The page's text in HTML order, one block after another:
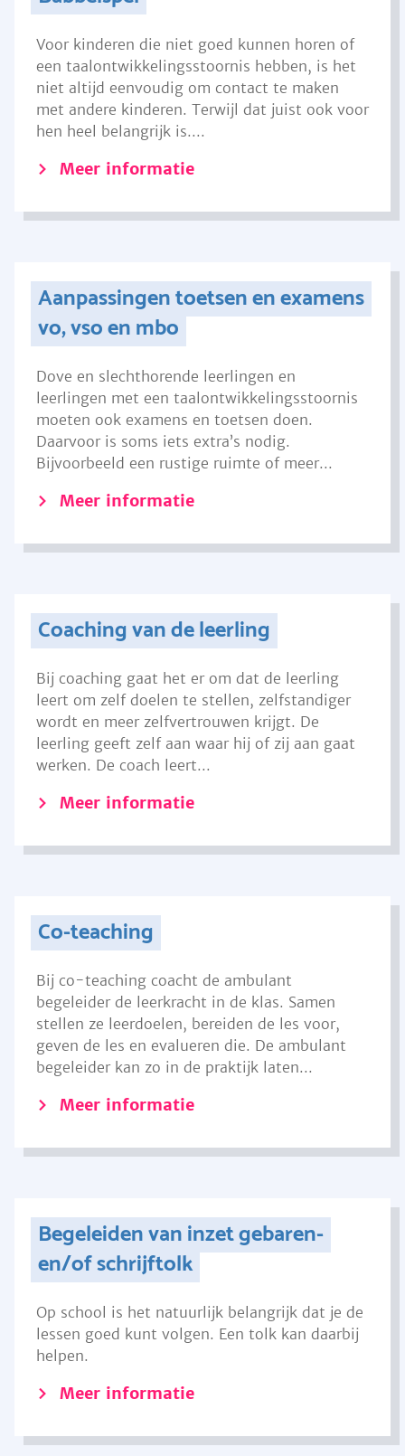
Voor kinderen die niet goed kunnen horen of
een taalontwikkelingsstoornis hebben, is het
niet altijd eenvoudig om contact te maken
met andere kinderen. Terwijl dat juist ook voor
hen heel belangrijk is....
Meer informatie
Aanpassingen toetsen en examens
vo, vso en mbo
Dove en slechthorende leerlingen en
leerlingen met een taalontwikkelingsstoornis
moeten ook examens en toetsen doen.
Daarvoor is soms iets extra’s nodig.
Bijvoorbeeld een rustige ruimte of meer...
Meer informatie
Coaching van de leerling
Bij coaching gaat het er om dat de leerling
leert om zelf doelen te stellen, zelfstandiger
wordt en meer zelfvertrouwen krijgt. De
leerling geeft zelf aan waar hij of zij aan gaat
werken. De coach leert...
Meer informatie
Co-teaching
Bij co-teaching coacht de ambulant
begeleider de leerkracht in de klas. Samen
stellen ze leerdoelen, bereiden de les voor,
geven de les en evalueren die. De ambulant
begeleider kan zo in de praktijk laten...
Meer informatie
Begeleiden van inzet gebaren-
en/of schrijftolk
Op school is het natuurlijk belangrijk dat je de
lessen goed kunt volgen. Een tolk kan daarbij
helpen.
Meer informatie